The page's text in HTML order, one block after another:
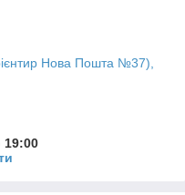
Нова Пошта №37),
19:00